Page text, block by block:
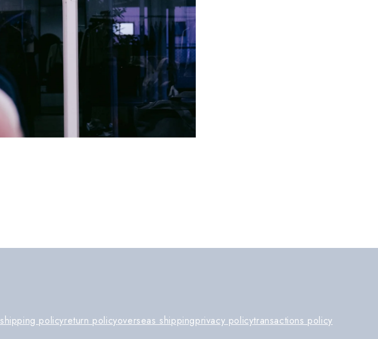
shipping policyreturn policyoverseas shippingprivacy policytransactions policy